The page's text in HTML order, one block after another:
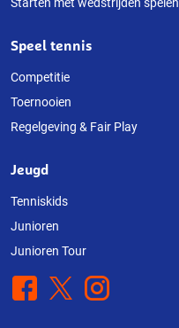
Speel tennis
Competitie
Toernooien
Regelgeving & Fair Play
Jeugd
Tenniskids
Junioren
Junioren Tour
Facebook
X Instagram